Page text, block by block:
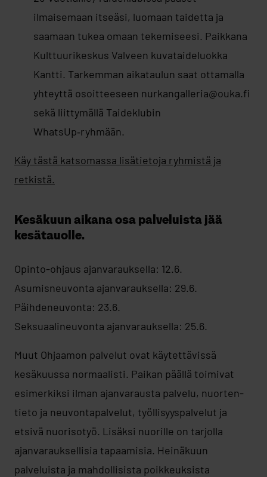
ilmaisemaan itseäsi, luomaan taidetta ja
saamaan tukea omaan tekemiseesi. Paikkana
Kulttuurikeskus Valveen kuvataideluokka
Kantti. Tarkemman aikataulun saat ottamalla
yhteyttä osoitteeseen nurkangalleria@ouka.fi
sekä liittymällä Taideklubin
WhatsUp‑ryhmään.
Käy tästä katsomassa lisätietoja ryhmistä ja
retkistä.
Kesäkuun aikana osa palveluista jää
kesätauolle.
Opinto-ohjaus ajanvarauksella: 12.6.
Asumisneuvonta ajanvarauksella: 29.6.
Päihdeneuvonta: 23.6.
Seksuaalineuvonta ajanvarauksella: 25.6.
Muut Ohjaamon palvelut ovat käytettävissä
kesäkuussa normaalisti. Paikan päällä toimivat
esimerkiksi ilman ajanvarausta palvelu, nuorten-
tieto ja neuvontapalvelut, työllisyyspalvelut ja
etsivä nuorisotyö. Lisäksi nuorille on tarjolla
ajanvarauksellisia tapaamisia. Heinäkuun
palveluista ja mahdollisista poikkeuksista